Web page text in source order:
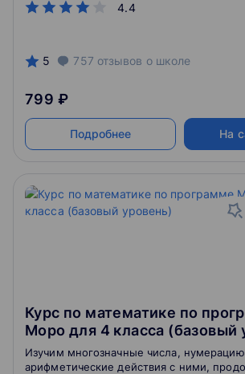
4.4
5 757 отзывов о школе
799 ₽
Подробнее На
Курс по математике по
Моро для 4 класса (базовый
Изучим многозначные числа,
арифметические действия с ними,